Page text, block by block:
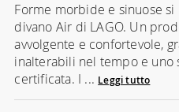
Forme morbide e sinuose
divano Air di LAGO. Un
avvolgente e confortevole,
inalterabili nel tempo e uno
certificata. I ... Leggi tutto